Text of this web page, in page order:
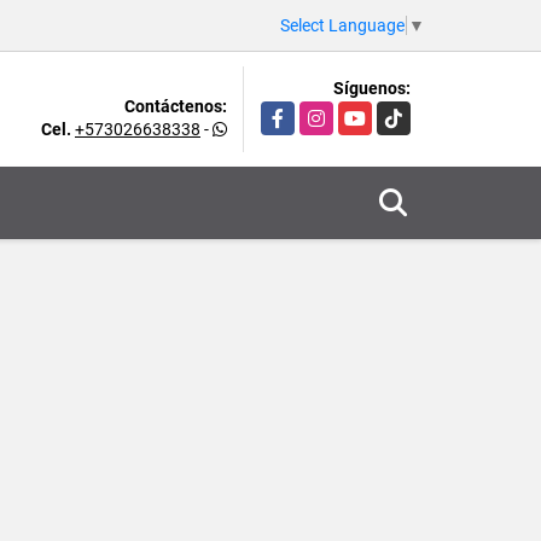
Select Language ▼
Contáctenos:
Cel. +573026638338 -
Síguenos:
FacebookInstagramYouTubeTikTok